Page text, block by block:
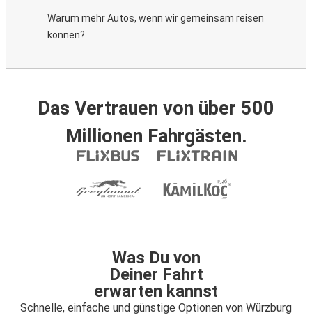
Warum mehr Autos, wenn wir gemeinsam reisen
können?
Das Vertrauen von über 500
Millionen Fahrgästen.
Was Du von
Deiner Fahrt
erwarten kannst
Schnelle, einfache und günstige Optionen von Würzburg